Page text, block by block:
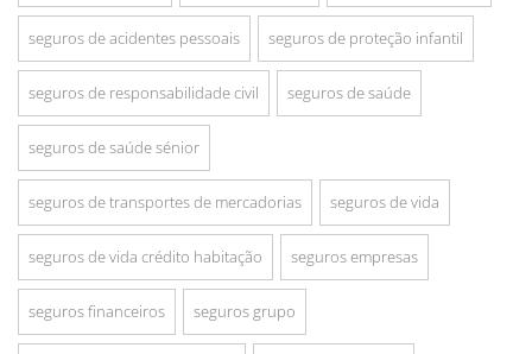
seguros de acidentes pessoais seguros de proteção infantil
seguros de responsabilidade civil seguros de saúde
seguros de saúde sénior
seguros de transportes de mercadorias seguros de vida
seguros de vida crédito habitação seguros empresas
seguros financeiros seguros grupo